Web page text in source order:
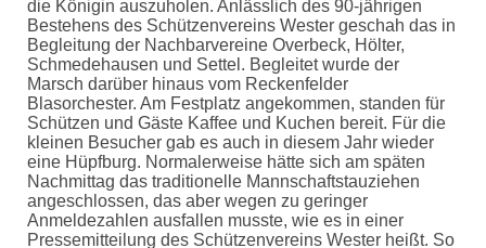
die Königin auszuholen. Anlässlich des 90-jährigen
Bestehens des Schützenvereins Wester geschah das in
Begleitung der Nachbarvereine Overbeck, Hölter,
Schmedehausen und Settel. Begleitet wurde der
Marsch darüber hinaus vom Reckenfelder
Blasorchester. Am Festplatz angekommen, standen für
Schützen und Gäste Kaffee und Kuchen bereit. Für die
kleinen Besucher gab es auch in diesem Jahr wieder
eine Hüpfburg. Normalerweise hätte sich am späten
Nachmittag das traditionelle Mannschaftstauziehen
angeschlossen, das aber wegen zu geringer
Anmeldezahlen ausfallen musste, wie es in einer
Pressemitteilung des Schützenvereins Wester heißt. So